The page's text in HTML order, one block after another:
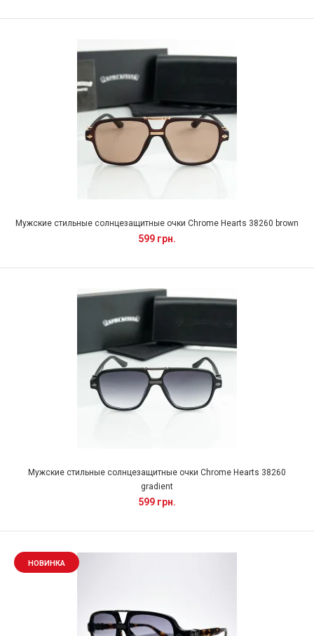
Мужские стильные солнцезащитные очки Chrome Hearts 38260 brown
599 грн.
Мужские стильные солнцезащитные очки Chrome Hearts 38260
gradient
599 грн.
НОВИНКА